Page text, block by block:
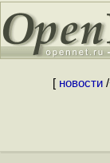
[ новости/